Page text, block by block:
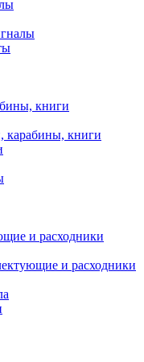
книги
карабины, книги
и расходники
и расходники